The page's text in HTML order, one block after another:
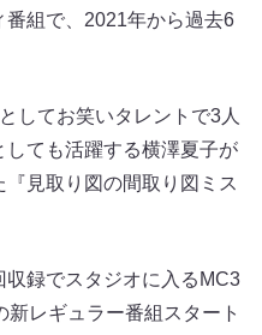
組で、2021年から過去6
してお笑いタレントで3人
ても活躍する横澤夏子が
見取り図の間取り図ミス
録でスタジオに入るMC3
レギュラー番組スタート